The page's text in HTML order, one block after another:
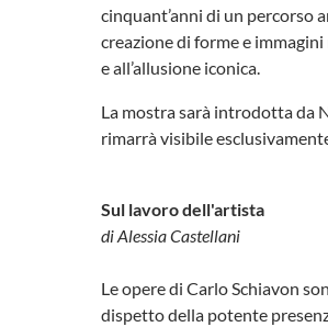
cinquant’anni di un percorso
creazione di forme e
e all’allusione iconica.
La mostra sarà introdotta da
rimarrà visibile
Sul lavoro dell'artista
di Alessia Castellani
Le opere di Carlo Schiavon
dispetto della potente